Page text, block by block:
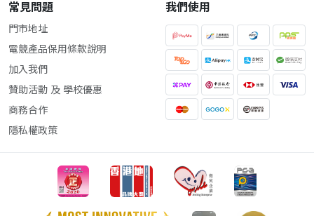
常見問題
門市地址
電競產品保用條款說明
加入我們
贊助活動 及 學校優惠
商務合作
隱私權政策
我們使用